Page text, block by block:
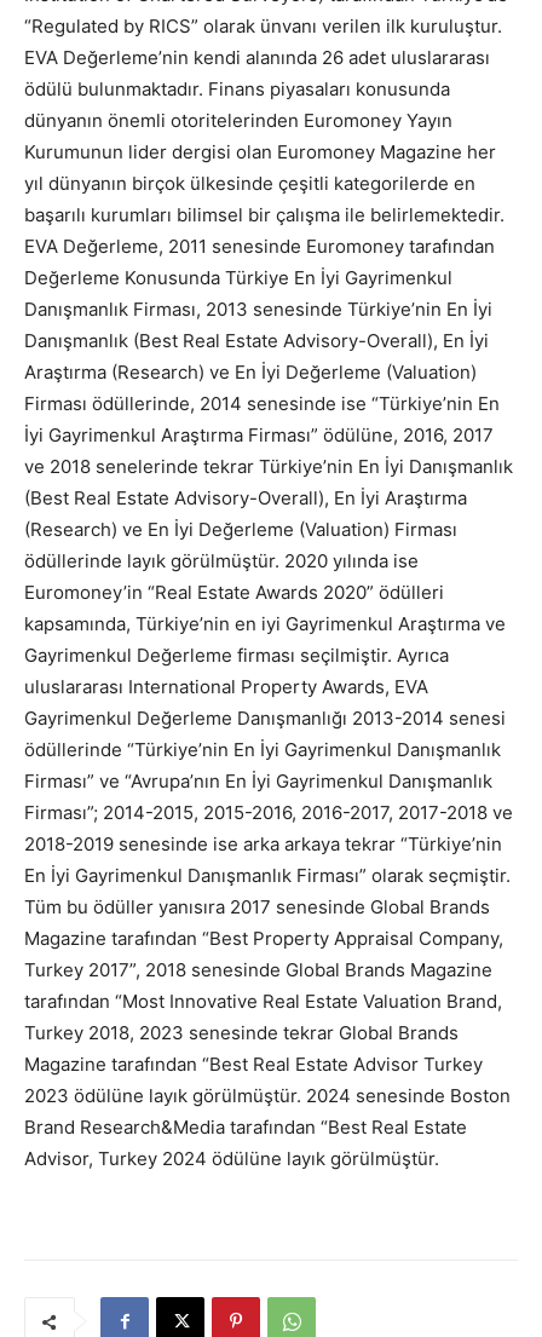
“Regulated by RICS” olarak ünvanı verilen ilk kuruluştur.
EVA Değerleme’nin kendi alanında 26 adet uluslararası
ödülü bulunmaktadır. Finans piyasaları konusunda
dünyanın önemli otoritelerinden Euromoney Yayın
Kurumunun lider dergisi olan Euromoney Magazine her
yıl dünyanın birçok ülkesinde çeşitli kategorilerde en
başarılı kurumları bilimsel bir çalışma ile belirlemektedir.
EVA Değerleme, 2011 senesinde Euromoney tarafından
Değerleme Konusunda Türkiye En İyi Gayrimenkul
Danışmanlık Firması, 2013 senesinde Türkiye’nin En İyi
Danışmanlık (Best Real Estate Advisory-Overall), En İyi
Araştırma (Research) ve En İyi Değerleme (Valuation)
Firması ödüllerinde, 2014 senesinde ise “Türkiye’nin En
İyi Gayrimenkul Araştırma Firması” ödülüne, 2016, 2017
ve 2018 senelerinde tekrar Türkiye’nin En İyi Danışmanlık
(Best Real Estate Advisory-Overall), En İyi Araştırma
(Research) ve En İyi Değerleme (Valuation) Firması
ödüllerinde layık görülmüştür. 2020 yılında ise
Euromoney’in “Real Estate Awards 2020” ödülleri
kapsamında, Türkiye’nin en iyi Gayrimenkul Araştırma ve
Gayrimenkul Değerleme firması seçilmiştir. Ayrıca
uluslararası International Property Awards, EVA
Gayrimenkul Değerleme Danışmanlığı 2013-2014 senesi
ödüllerinde “Türkiye’nin En İyi Gayrimenkul Danışmanlık
Firması” ve “Avrupa’nın En İyi Gayrimenkul Danışmanlık
Firması”; 2014-2015, 2015-2016, 2016-2017, 2017-2018 ve
2018-2019 senesinde ise arka arkaya tekrar “Türkiye’nin
En İyi Gayrimenkul Danışmanlık Firması” olarak seçmiştir.
Tüm bu ödüller yanısıra 2017 senesinde Global Brands
Magazine tarafından “Best Property Appraisal Company,
Turkey 2017”, 2018 senesinde Global Brands Magazine
tarafından “Most Innovative Real Estate Valuation Brand,
Turkey 2018, 2023 senesinde tekrar Global Brands
Magazine tarafından “Best Real Estate Advisor Turkey
2023 ödülüne layık görülmüştür. 2024 senesinde Boston
Brand Research&Media tarafından “Best Real Estate
Advisor, Turkey 2024 ödülüne layık görülmüştür.